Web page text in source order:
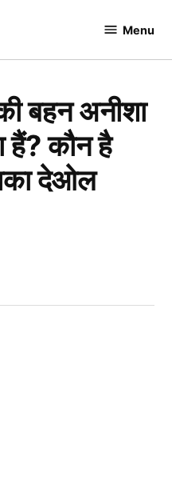
Menu
बहन अनीशा
हैं? कौन है
देओल